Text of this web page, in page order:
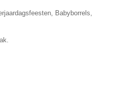
Babyborrels,